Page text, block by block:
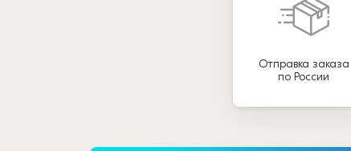
Отправка заказа
по России